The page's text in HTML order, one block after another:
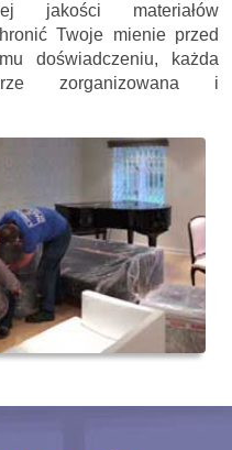
jakości materiałów
Twoje mienie przed
doświadczeniu, każda
zorganizowana i